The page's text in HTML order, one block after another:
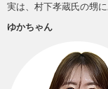
実は、村下孝蔵氏の甥に
ゆかちゃん